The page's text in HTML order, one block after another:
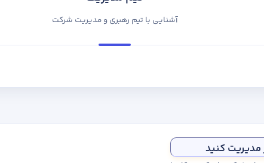
آشنایی با تیم رهبری و مدیریت شرکت
مدیریت کنید